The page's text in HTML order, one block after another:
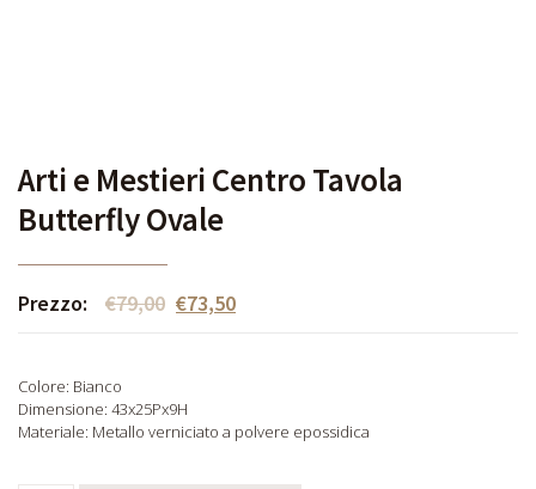
Arti e Mestieri Centro Tavola
Butterfly Ovale
Prezzo: €79,00 €73,50
Colore: Bianco
Dimensione: 43x25Px9H
Materiale: Metallo verniciato a polvere epossidica